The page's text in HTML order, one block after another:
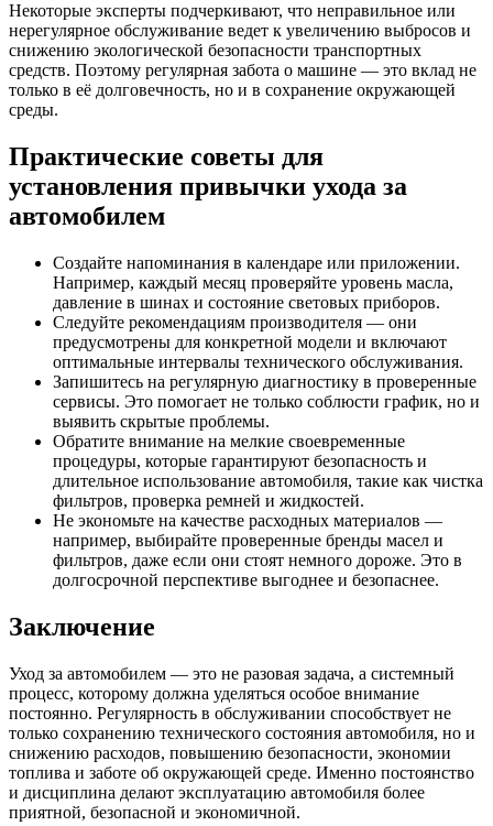
Некоторые эксперты подчеркивают, что неправильное или
нерегулярное обслуживание ведет к увеличению выбросов и
снижению экологической безопасности транспортных
средств. Поэтому регулярная забота о машине — это вклад не
только в её долговечность, но и в сохранение окружающей
среды.
Практические советы для
установления привычки ухода за
автомобилем
Создайте напоминания в календаре или приложении.
Например, каждый месяц проверяйте уровень масла,
давление в шинах и состояние световых приборов.
Следуйте рекомендациям производителя — они
предусмотрены для конкретной модели и включают
оптимальные интервалы технического обслуживания.
Запишитесь на регулярную диагностику в проверенные
сервисы. Это помогает не только соблюсти график, но и
выявить скрытые проблемы.
Обратите внимание на мелкие своевременные
процедуры, которые гарантируют безопасность и
длительное использование автомобиля, такие как чистка
фильтров, проверка ремней и жидкостей.
Не экономьте на качестве расходных материалов —
например, выбирайте проверенные бренды масел и
фильтров, даже если они стоят немного дороже. Это в
долгосрочной перспективе выгоднее и безопаснее.
Заключение
Уход за автомобилем — это не разовая задача, а системный
процесс, которому должна уделяться особое внимание
постоянно. Регулярность в обслуживании способствует не
только сохранению технического состояния автомобиля, но и
снижению расходов, повышению безопасности, экономии
топлива и заботе об окружающей среде. Именно постоянство
и дисциплина делают эксплуатацию автомобиля более
приятной, безопасной и экономичной.